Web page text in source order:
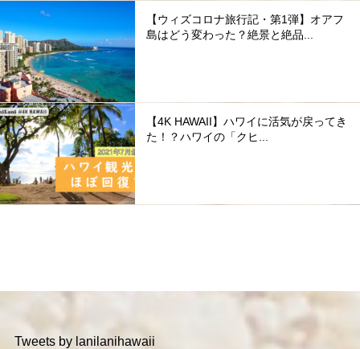
【ウィズコロナ旅行記・第1弾】オアフ
島はどう変わった？絶景と絶品...
【4K HAWAII】ハワイに活気が戻ってき
た！？ハワイの「クヒ...
Tweets by lanilanihawaii